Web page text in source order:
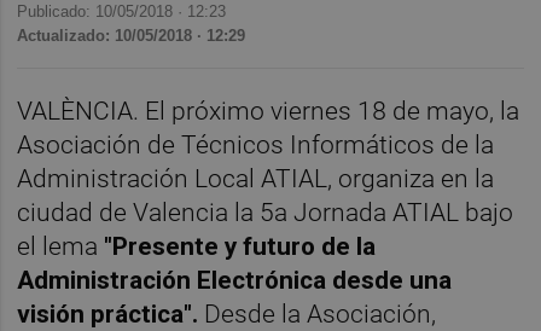
Publicado: 10/05/2018 · 12:23
Actualizado: 10/05/2018 · 12:29
VALÈNCIA. El próximo viernes 18 de mayo, la
Asociación de Técnicos Informáticos de la
Administración Local ATIAL, organiza en la
ciudad de Valencia la 5a Jornada ATIAL bajo
el lema "Presente y futuro de la
Administración Electrónica desde una
visión práctica". Desde la Asociación,